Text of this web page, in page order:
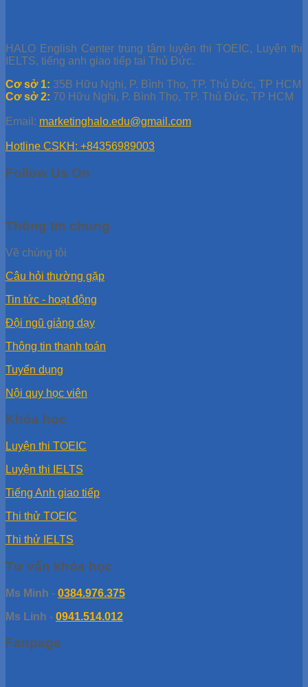
HALO English Center trung tâm luyện thi TOEIC, Luyện thi
IELTS, tiếng anh giao tiếp tại Thủ Đức.
Cơ sở 1: 35B Hữu Nghị, P. Bình Thọ, TP. Thủ Đức, TP HCM
Cơ sở 2: 70 Hữu Nghị, P. Bình Thọ, TP. Thủ Đức, TP HCM
Email: marketinghalo.edu@gmail.com
Hotline CSKH: +84356989003
Follow Us On
Thông tin chung
Về chúng tôi
Câu hỏi thường gặp
Tin tức - hoạt động
Đội ngũ giảng dạy
Thông tin thanh toán
Tuyển dụng
Nội quy học viên
Khóa học
Luyện thi TOEIC
Luyện thi IELTS
Tiếng Anh giao tiếp
Thi thử TOEIC
Thi thử IELTS
Tư vấn khóa học
Ms Minh - 0384.976.375
Ms Linh - 0941.514.012
Fanpage